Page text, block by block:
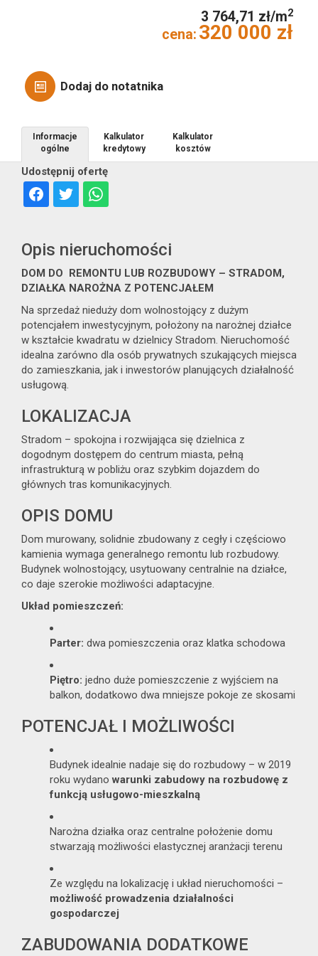
Obiekty
dodatkowych
Notatnik
3 764,71 zł/m2
cena: 320 000 zł
Dodaj do notatnika
Udostępnij ofertę
Informacje
ogólne
Kalkulator
kredytowy
Kalkulator
kosztów
Opis nieruchomości
DOM DO REMONTU LUB ROZBUDOWY – STRADOM,
DZIAŁKA NAROŻNA Z POTENCJAŁEM
Na sprzedaż nieduży dom wolnostojący z dużym
potencjałem inwestycyjnym, położony na narożnej działce
w kształcie kwadratu w dzielnicy Stradom. Nieruchomość
idealna zarówno dla osób prywatnych szukających miejsca
do zamieszkania, jak i inwestorów planujących działalność
usługową.
LOKALIZACJA
Stradom – spokojna i rozwijająca się dzielnica z
dogodnym dostępem do centrum miasta, pełną
infrastrukturą w pobliżu oraz szybkim dojazdem do
głównych tras komunikacyjnych.
OPIS DOMU
Dom murowany, solidnie zbudowany z cegły i częściowo
kamienia wymaga generalnego remontu lub rozbudowy.
Budynek wolnostojący, usytuowany centralnie na działce,
co daje szerokie możliwości adaptacyjne.
Układ pomieszczeń:
Parter: dwa pomieszczenia oraz klatka schodowa
Piętro: jedno duże pomieszczenie z wyjściem na
balkon, dodatkowo dwa mniejsze pokoje ze skosami
POTENCJAŁ I MOŻLIWOŚCI
Budynek idealnie nadaje się do rozbudowy – w 2019
roku wydanowarunki zabudowy na rozbudowę z
funkcją usługowo-mieszkalną
Narożna działka oraz centralne położenie domu
stwarzają możliwości elastycznej aranżacji terenu
Ze względu na lokalizację i układ nieruchomości –
możliwość prowadzenia działalności
gospodarczej
ZABUDOWANIA DODATKOWE